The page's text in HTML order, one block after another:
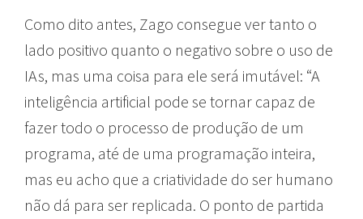
Como dito antes, Zago consegue ver tanto o
lado positivo quanto o negativo sobre o uso de
IAs, mas uma coisa para ele será imutável: “A
inteligência artificial pode se tornar capaz de
fazer todo o processo de produção de um
programa, até de uma programação inteira,
mas eu acho que a criatividade do ser humano
não dá para ser replicada. O ponto de partida